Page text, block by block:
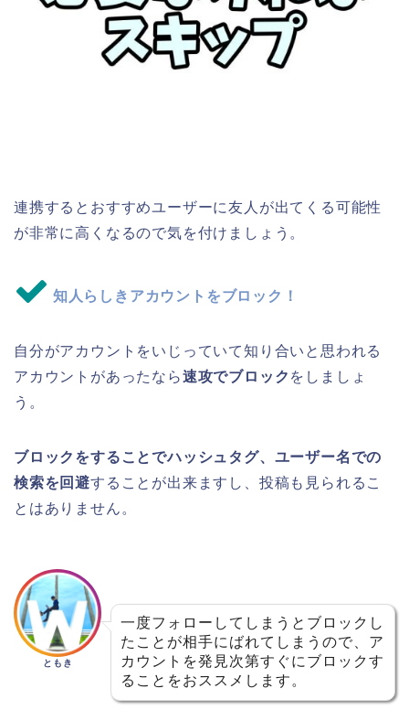
連携するとおすすめユーザーに友人が出てくる可能性
が非常に高くなるので気を付けましょう。
知人らしきアカウントをブロック！
自分がアカウントをいじっていて知り合いと思われる
アカウントがあったなら速攻でブロック をしましょ
う。
ブロックをすることでハッシュタグ、ユーザー名での
検索を回避することが出来ますし、投稿も見られるこ
とはありません。
ともき
一度フォローしてしまうとブロックし
たことが相手にばれてしまうので、ア
カウントを発見次第すぐにブロックす
ることをおススメします。